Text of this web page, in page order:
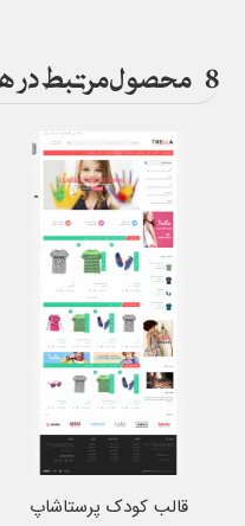
8 محصول مرتبط در
قالب کودک پرستاشاپ